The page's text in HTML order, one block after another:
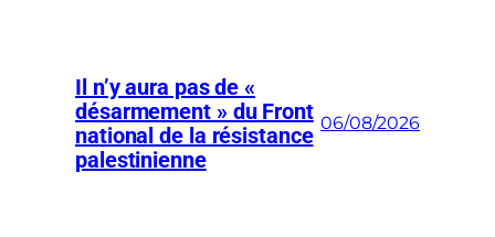
Il n’y aura pas de «
désarmement » du Front
national de la résistance
palestinienne
06/08/2026